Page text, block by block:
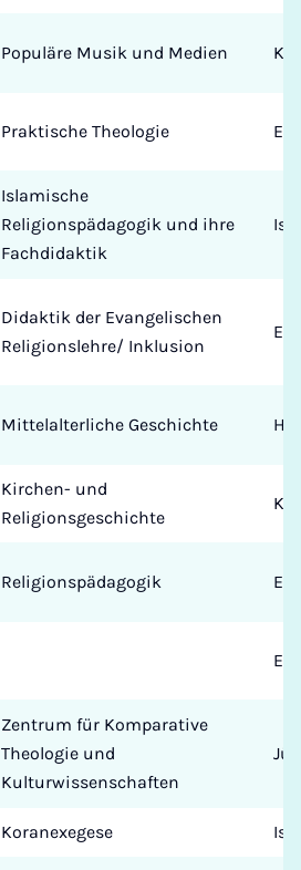
Populäre Musik und Medien
Praktische Theologie
Islamische
Religionspädagogik und ihre
Fachdidaktik
Didaktik der Evangelischen
Religionslehre/ Inklusion
Mittelalterliche Geschichte
Kirchen- und
Religionsgeschichte
Religionspädagogik
Zentrum für Komparative
Theologie und
Kulturwissenschaften
Koranexegese